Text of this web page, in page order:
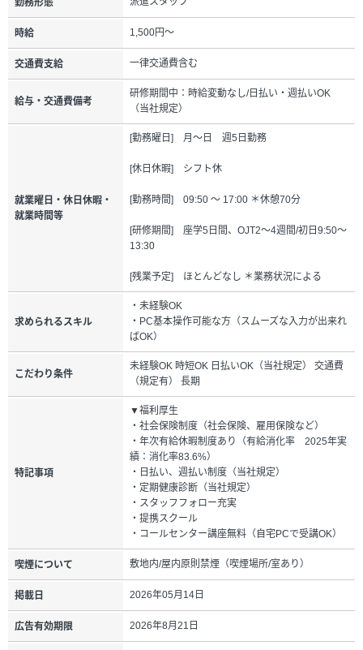
勤務形態
時給 1,500円～
交通費支給 一律交通費含む
給与・交通費備考
研修期間中：時給変動なし/日払い・週払いOK
（当社規定）
就業曜日・休日休暇・
就業時間等
[勤務曜日] 月～日 週5日勤務
[休日休暇] シフト休
[勤務時間] 09:50 ～ 17:00 ＊休憩70分
[研修期間] 座学5日間、OJT2～4週間/初日9:50～
13:30
[残業予定] ほとんどなし ＊業務状況による
求められるスキル
・未経験OK
・PC基本操作可能な方（スムーズな入力が出来れ
ばOK）
こだわり条件
未経験OK 時短OK 日払いOK（当社規定） 交通費
（規定有） 長期
特記事項
▼福利厚生
・社会保険制度（社会保険、雇用保険など）
・年次有給休暇制度あり（有給消化率 2025年実
績：消化率83.6%）
・日払い、週払い制度（当社規定）
・定期健康診断（当社規定）
・スタッフフォロー充実
・提携スクール
・コールセンター講座無料（自宅PCで受講OK）
喫煙について 敷地内/屋内原則禁煙（喫煙場所/室あり）
掲載日 2026年05月14日
広告有効期限 2026年8月21日